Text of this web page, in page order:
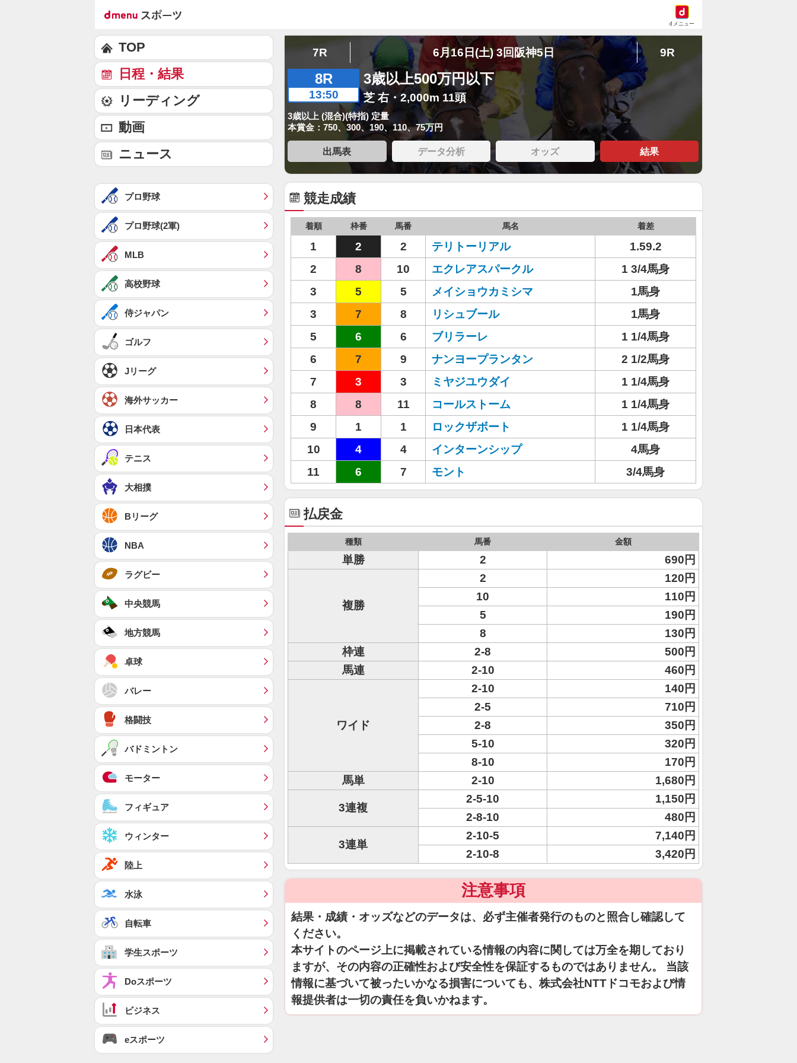
dメニュー
7R 6月16日(土) 3回阪神5日 9R
8R
13:50
3歳以上500万円以下
芝 右・2,000m 11頭
3歳以上 (混合)(特指) 定量
本賞金：750、300、190、110、75万円
出馬表 データ分析 オッズ 結果
競走成績
着順 枠番 馬番 馬名 着差
1 2 2 テリトーリアル
1.59.2
2
8 10 エクレアスパークル
1 3/4馬身
3
5 5 メイショウカミシマ
1馬身
3
7 8 リシュブール
1馬身
5
6 6 ブリラーレ
1 1/4馬身
6
7 9 ナンヨープランタン
2 1/2馬身
7
3 3 ミヤジユウダイ
1 1/4馬身
8
8 11 コールストーム
1 1/4馬身
9
1 1 ロックザボート
1 1/4馬身
10
4 4 インターンシップ
4馬身
11
6 7 モント 3/4馬身
払戻金
種類 馬番 金額
単勝 2 690円
複勝
2
120円
10
110円
5
190円
8
130円
枠連
2-8
500円
馬連
2-10 460円
ワイド
2-10
140円
2-5
710円
2-8
350円
5-10
320円
8-10
170円
馬単
2-10 1,680円
3連複
2-5-10
1,150円
2-8-10
480円
3連単
2-10-5
7,140円
2-10-8
3,420円
注意事項
結果・成績・オッズなどのデータは、必ず主催者発行のものと照合し確認して
ください。
本サイトのページ上に掲載されている情報の内容に関しては万全を期しており
ますが、その内容の正確性および安全性を保証するものではありません。 当該
情報に基づいて被ったいかなる損害についても、株式会社NTTドコモおよび情
報提供者は一切の責任を負いかねます。
TOP
日程・結果
リーディング
動画
ニュース
プロ野球
プロ野球(2軍)
MLB
高校野球
侍ジャパン
ゴルフ
Jリーグ
海外サッカー
日本代表
テニス
大相撲
Bリーグ
NBA
ラグビー
中央競馬
地方競馬
卓球
バレー
格闘技
バドミントン
モーター
フィギュア
ウィンター
陸上
水泳
自転車
学生スポーツ
Doスポーツ
ビジネス
eスポーツ